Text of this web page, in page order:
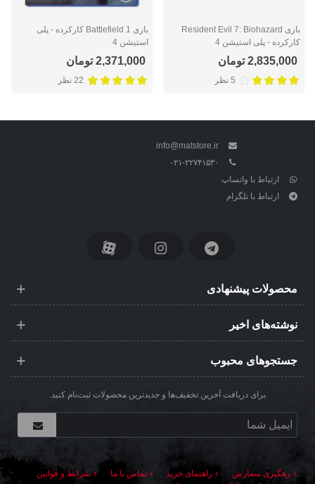
بازی Resident Evil 7: Biohazard
کارکرده - پلی استیشن 4
2,835,000 تومان
5 نظر
بازی Battlefield 1 کارکرده - پلی
استیشن 4
2,371,000 تومان
22 نظر
info@matstore.ir
۰۲۱-۲۲۷۴۱۵۳۰
ارتباط با واتساپ
ارتباط با تلگرام
محصولات پیشنهادی
نوشته‌های اخیر
جستجوهای محبوب
برای دریافت آخرین تخفیف‌ها و جدیدترین محصولات ثبت‌نام کنید.
رهگیری سفارش راهنمای خرید تماس با ما
شرایط و قوانین